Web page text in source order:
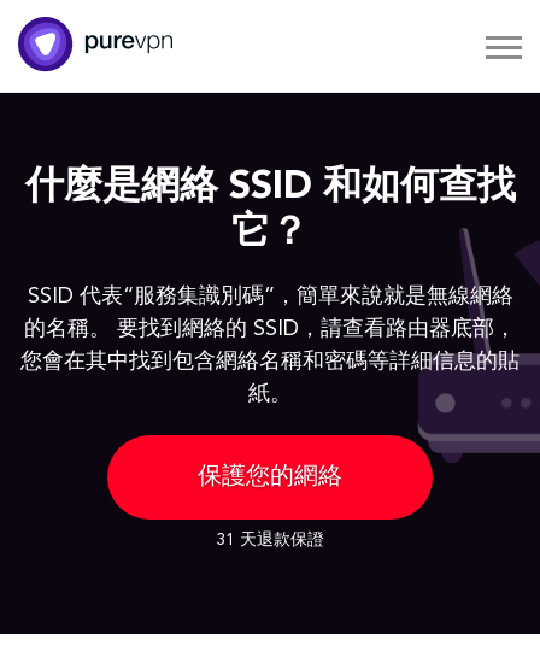
什麼是網絡 SSID 和如何查找
它？
SSID 代表“服務集識別碼”，簡單來說就是無線網絡
的名稱。 要找到網絡的 SSID，請查看路由器底部，
您會在其中找到包含網絡名稱和密碼等詳細信息的貼
紙。
保護您的網絡
31 天退款保證